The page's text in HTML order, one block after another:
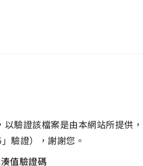
驗證該檔案是由本網站所提供
驗證），謝謝您。
值驗證碼